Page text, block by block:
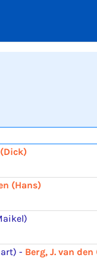
(Hans)
- Berg, J. van